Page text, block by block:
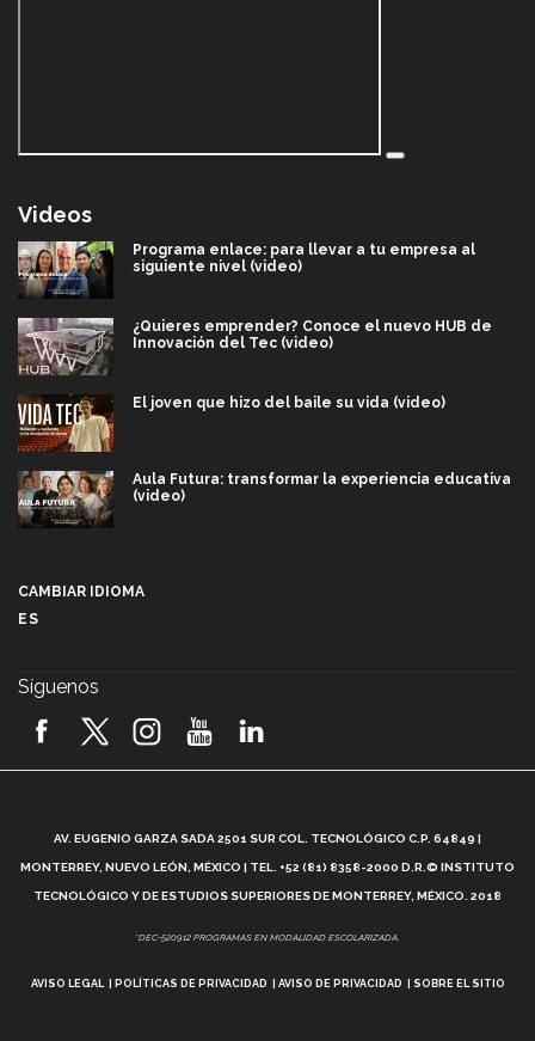
Videos
Programa enlace: para llevar a tu empresa al
siguiente nivel (video)
¿Quieres emprender? Conoce el nuevo HUB de
Innovación del Tec (video)
El joven que hizo del baile su vida (video)
Aula Futura: transformar la experiencia educativa
(video)
2026! (video)
¿Cómo es el Modelo Educativo Tec? (video)
Vida Tec: Feminismo e Inteligencia Artificial, Paola
CAMBIAR IDIOMA
ES
Síguenos
AV. EUGENIO GARZA SADA 2501 SUR COL. TECNOLÓGICO C.P. 64849 |
MONTERREY, NUEVO LEÓN, MÉXICO | TEL. +52 (81) 8358-2000 D.R.© INSTITUTO
TECNOLÓGICO Y DE ESTUDIOS SUPERIORES DE MONTERREY, MÉXICO. 2018
*DEC-520912 PROGRAMAS EN MODALIDAD ESCOLARIZADA.
AVISO LEGAL POLÍTICAS DE PRIVACIDAD AVISO DE PRIVACIDAD SOBRE EL SITIO